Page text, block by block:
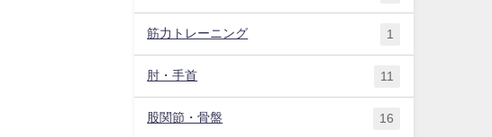
筋力トレーニング 1
肘・手首 11
股関節・骨盤 16